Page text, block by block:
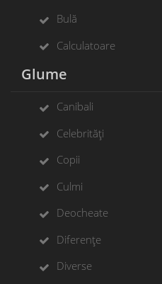
Bulă
Calculatoare
Glume
Canibali
Celebrități
Copii
Culmi
Deocheate
Diferențe
Diverse